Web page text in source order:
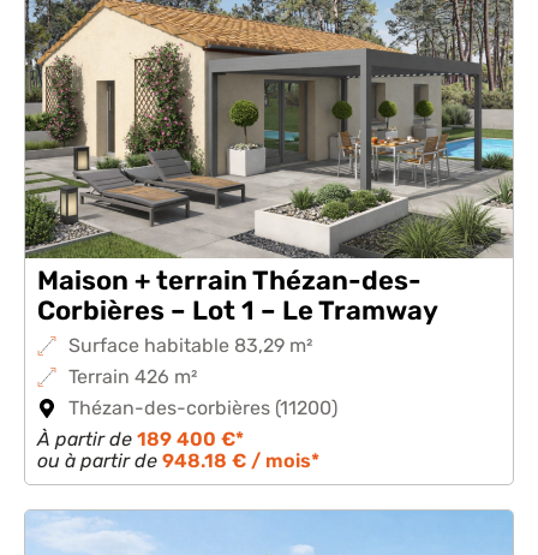
Maison + terrain Thézan-des-
Corbières – Lot 1 – Le Tramway
Surface habitable 83,29 m²
Terrain 426 m²
Thézan-des-corbières (11200)
À partir de 189 400 €*
ou à partir de 948.18 € / mois*